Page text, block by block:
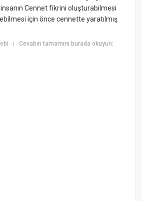
Cennet fikrini oluşturabilmesi
için önce cennette yaratılmış
|Cevabın tamamını burada okuyun: